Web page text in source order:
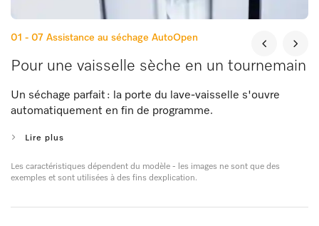
01 - 07 Assistance au séchage AutoOpen
Pour une vaisselle sèche en un tournemain
Un séchage parfait : la porte du lave-vaisselle s'ouvre
automatiquement en fin de programme.
Lire plus
Les caractéristiques dépendent du modèle - les images ne sont que des
exemples et sont utilisées à des fins dexplication.